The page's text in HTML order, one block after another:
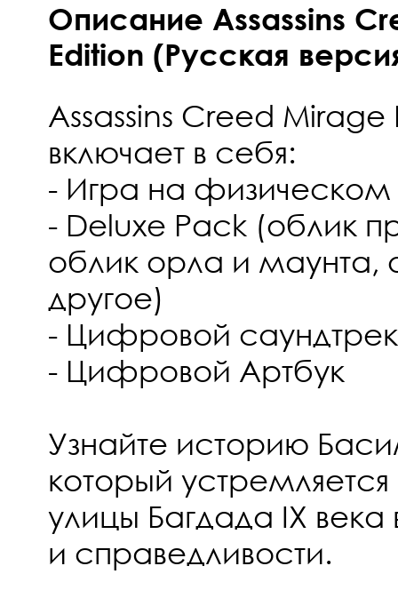
Описание Assassins
Edition (Русская
Assassins Creed
включает в себя:
- Игра на физическом
- Deluxe Pack (облик
облик орла и маунта,
другое)
- Цифровой саундтрек
- Цифровой Артбук
Узнайте историю
который
улицы Багдада IX века
и справедливости.